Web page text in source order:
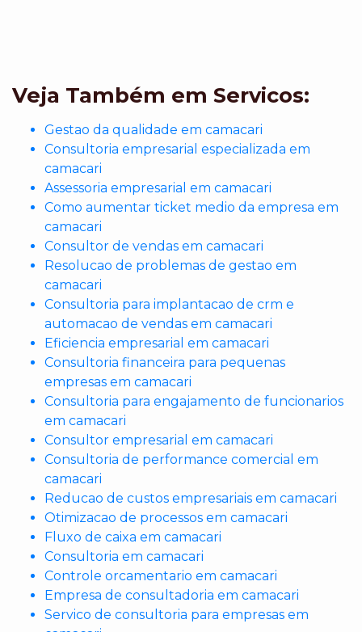
Veja Também em Servicos:
Gestao da qualidade em camacari
Consultoria empresarial especializada em
camacari
Assessoria empresarial em camacari
Como aumentar ticket medio da empresa em
camacari
Consultor de vendas em camacari
Resolucao de problemas de gestao em
camacari
Consultoria para implantacao de crm e
automacao de vendas em camacari
Eficiencia empresarial em camacari
Consultoria financeira para pequenas
empresas em camacari
Consultoria para engajamento de funcionarios
em camacari
Consultor empresarial em camacari
Consultoria de performance comercial em
camacari
Reducao de custos empresariais em camacari
Otimizacao de processos em camacari
Fluxo de caixa em camacari
Consultoria em camacari
Controle orcamentario em camacari
Empresa de consultadoria em camacari
Servico de consultoria para empresas em